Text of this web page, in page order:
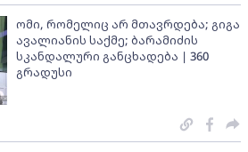
ომი, რომელიც არ მთავრდება; გიგა
ავალიანის საქმე; ბარამიძის
სკანდალური განცხადება | 360
გრადუსი